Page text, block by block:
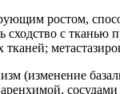
ростом,
с
(изменение